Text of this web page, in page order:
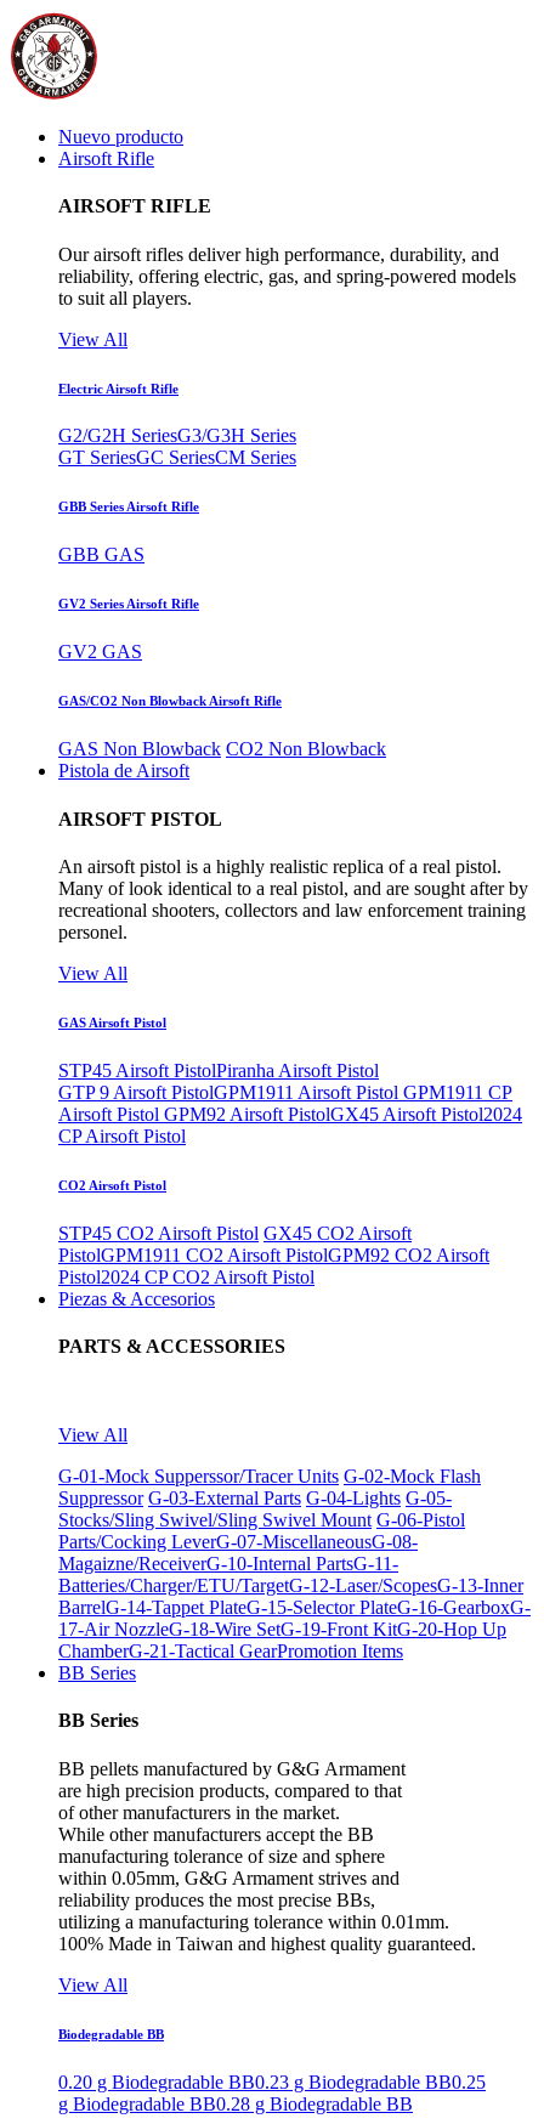
Nuevo producto
Airsoft Rifle
AIRSOFT RIFLE
Our airsoft rifles deliver high performance, durability, and
reliability, offering electric, gas, and spring-powered models
to suit all players.
View All
Electric Airsoft Rifle
G2/G2H SeriesG3/G3H Series
GT SeriesGC SeriesCM Series
GBB Series Airsoft Rifle
GBB GAS
GV2 Series Airsoft Rifle
GV2 GAS
GAS/CO2 Non Blowback Airsoft Rifle
GAS Non Blowback CO2 Non Blowback
Pistola de Airsoft
AIRSOFT PISTOL
An airsoft pistol is a highly realistic replica of a real pistol.
Many of look identical to a real pistol, and are sought after by
recreational shooters, collectors and law enforcement training
personel.
View All
GAS Airsoft Pistol
STP45 Airsoft PistolPiranha Airsoft Pistol
GTP 9 Airsoft PistolGPM1911 Airsoft Pistol GPM1911 CP
Airsoft Pistol GPM92 Airsoft PistolGX45 Airsoft Pistol2024
CP Airsoft Pistol
CO2 Airsoft Pistol
STP45 CO2 Airsoft Pistol GX45 CO2 Airsoft
PistolGPM1911 CO2 Airsoft PistolGPM92 CO2 Airsoft
Pistol2024 CP CO2 Airsoft Pistol
Piezas & Accesorios
PARTS & ACCESSORIES
View All
G-01-Mock Supperssor/Tracer Units G-02-Mock Flash
Suppressor G-03-External Parts G-04-Lights G-05-
Stocks/Sling Swivel/Sling Swivel Mount G-06-Pistol
Parts/Cocking LeverG-07-MiscellaneousG-08-
Magaizne/ReceiverG-10-Internal PartsG-11-
Batteries/Charger/ETU/TargetG-12-Laser/ScopesG-13-Inner
BarrelG-14-Tappet PlateG-15-Selector PlateG-16-GearboxG-
17-Air NozzleG-18-Wire SetG-19-Front KitG-20-Hop Up
ChamberG-21-Tactical GearPromotion Items
BB Series
BB Series
BB pellets manufactured by G&G Armament
are high precision products, compared to that
of other manufacturers in the market.
While other manufacturers accept the BB
manufacturing tolerance of size and sphere
within 0.05mm, G&G Armament strives and
reliability produces the most precise BBs,
utilizing a manufacturing tolerance within 0.01mm.
100% Made in Taiwan and highest quality guaranteed.
View All
Biodegradable BB
0.20 g Biodegradable BB0.23 g Biodegradable BB0.25
g Biodegradable BB0.28 g Biodegradable BB